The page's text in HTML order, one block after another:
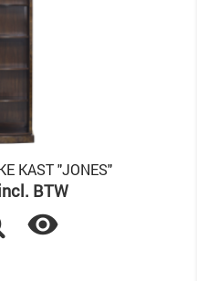
KAST "JONES"
BTW
